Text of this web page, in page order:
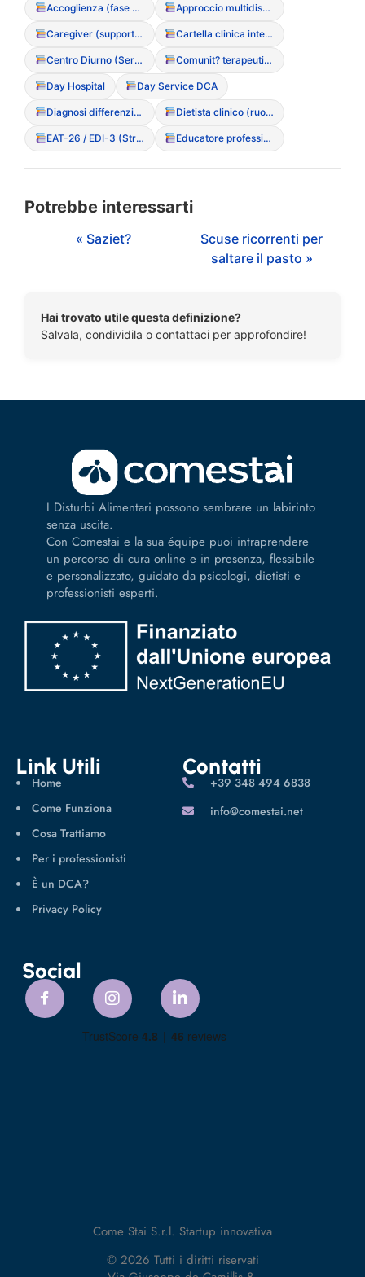
Accoglienza (fase di primo ascolto) Approccio multidisciplinare integrato
Caregiver (supporto e ruolo nel DCA) Cartella clinica integrata
Centro Diurno (Servizio semiresidenziale) Comunit? terapeutica residenziale
Day Hospital Day Service DCA
Diagnosi differenziale Dietista clinico (ruolo nell’equipe)
EAT-26 / EDI-3 (Strumenti di screening) Educatore professionale sanitario
Potrebbe interessarti
« Saziet?
Scuse ricorrenti per
saltare il pasto »
Hai trovato utile questa definizione?
Salvala, condividila o contattaci per approfondire!
I Disturbi Alimentari possono sembrare un labirinto
senza uscita.
Con Comestai e la sua équipe puoi intraprendere
un percorso di cura online e in presenza, flessibile
e personalizzato, guidato da psicologi, dietisti e
professionisti esperti.
Link Utili
Home
Come Funziona
Cosa Trattiamo
Per i professionisti
È un DCA?
Privacy Policy
Contatti
‪+39 348 494 6838
info@comestai.net
Social
Come Stai S.r.l. Startup innovativa
© 2026 Tutti i diritti riservati